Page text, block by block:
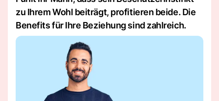
zu Ihrem Wohl beiträgt, profitieren beide. Die
Benefits für Ihre Beziehung sind zahlreich.